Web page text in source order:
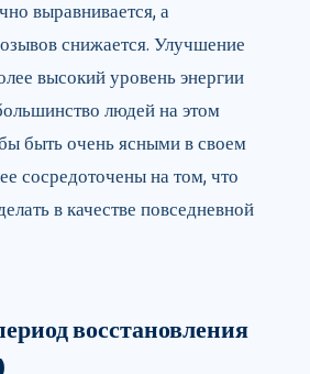
выравнивается, а
снижается. Улучшение
высокий уровень энергии
людей на этом
быть очень ясными в своем
сосредоточены на том, что
в качестве повседневной
восстановления